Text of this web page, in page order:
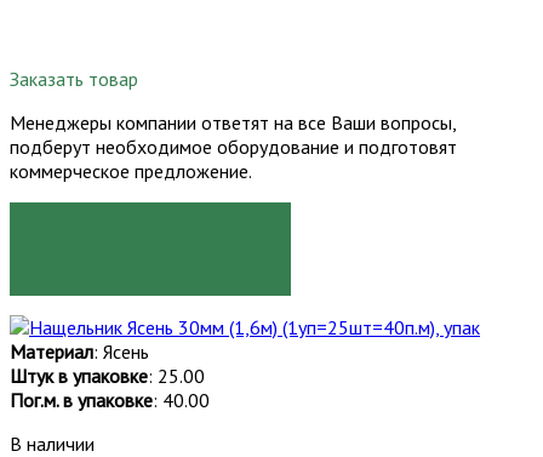
Заказать товар
Менеджеры компании ответят на все Ваши вопросы,
подберут необходимое оборудование и подготовят
коммерческое предложение.
Материал: Ясень
Штук в упаковке: 25.00
Пог.м. в упаковке: 40.00
В наличии